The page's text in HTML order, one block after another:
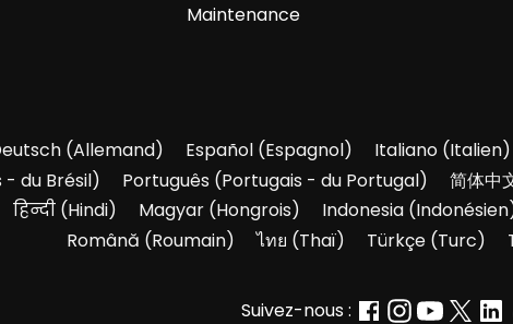
Maintenance
(Allemand) Español(Espagnol) Italiano(Italien)
- du Brésil) Português (Portugais - du Portugal) 简体中
हिन्दी(Hindi) Magyar(Hongrois) Indonesia(Indonésien
Română (Roumain) ไทย (Thaï) Türkçe(Turc)
Suivez-nous :